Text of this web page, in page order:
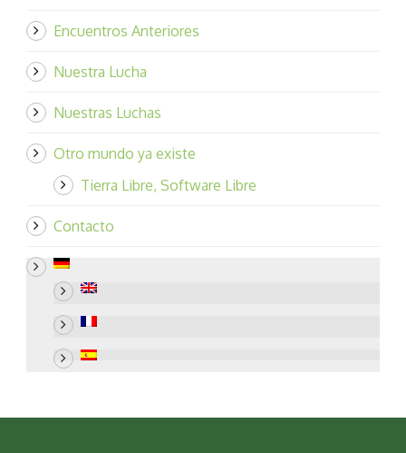
Encuentros Anteriores
Nuestra Lucha
Nuestras Luchas
Otro mundo ya existe
Tierra Libre, Software Libre
Contacto